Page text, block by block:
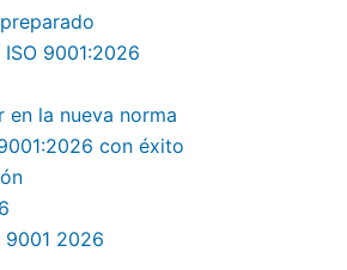
9001:2026
la nueva norma
con éxito
9001 2026